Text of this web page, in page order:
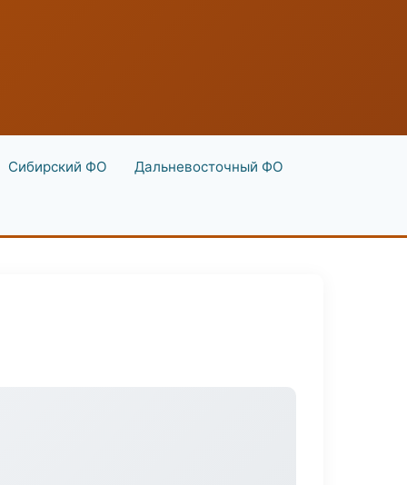
Сибирский ФО Дальневосточный ФО